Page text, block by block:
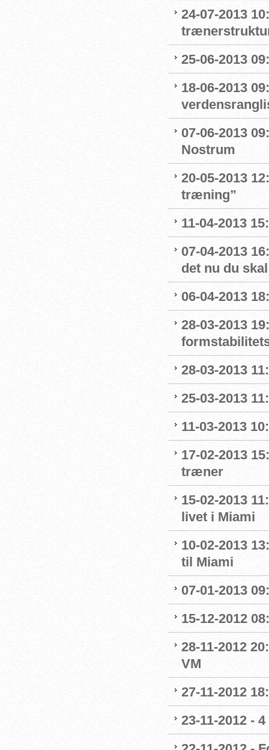
24-07-2013
25-06-2013
18-06-2013
07-06-2013
Nostrum
20-05-2013
træning”
11-04-2013
07-04-2013
det nu du
06-04-2013
28-03-2013
28-03-2013
25-03-2013
11-03-2013
17-02-2013
træner
15-02-2013
livet i Miami
10-02-2013
til Miami
07-01-2013
15-12-2012
28-11-2012
VM
27-11-2012
23-11-2012 -